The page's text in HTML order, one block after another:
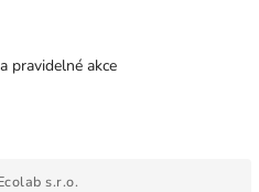
pravidelné akce
s.r.o.